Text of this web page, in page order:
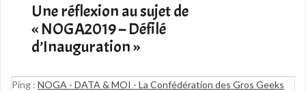
Une réflexion au sujet de
« NOGA2019 – Défilé
d’Inauguration»
Ping : NOGA - DATA & MOI - La Confédération des Gros Geeks